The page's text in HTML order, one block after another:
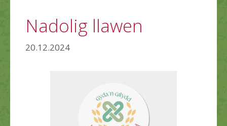
Nadolig llawen
20.12.2024